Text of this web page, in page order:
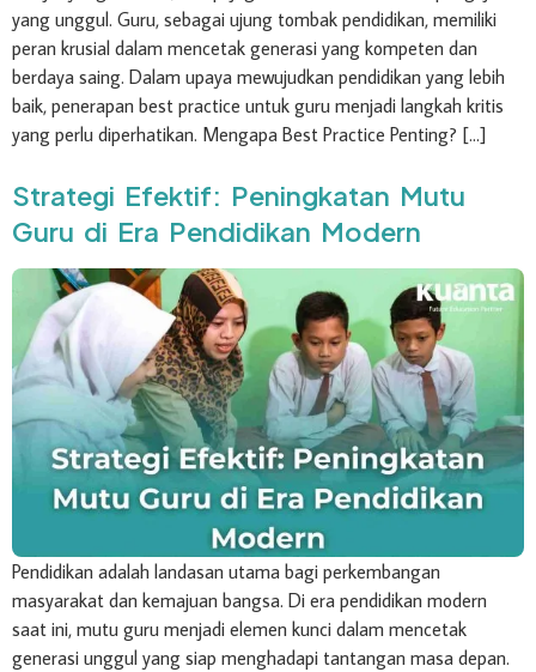
yang unggul. Guru, sebagai ujung tombak pendidikan, memiliki
peran krusial dalam mencetak generasi yang kompeten dan
berdaya saing. Dalam upaya mewujudkan pendidikan yang lebih
baik, penerapan best practice untuk guru menjadi langkah kritis
yang perlu diperhatikan. Mengapa Best Practice Penting? […]
Strategi Efektif: Peningkatan Mutu
Guru di Era Pendidikan Modern
Pendidikan adalah landasan utama bagi perkembangan
masyarakat dan kemajuan bangsa. Di era pendidikan modern
saat ini, mutu guru menjadi elemen kunci dalam mencetak
generasi unggul yang siap menghadapi tantangan masa depan.